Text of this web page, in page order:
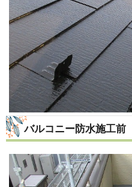
バルコニー防水施工前